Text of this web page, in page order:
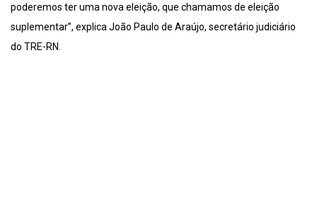
poderemos ter uma nova eleição, que chamamos de eleição
suplementar”, explica João Paulo de Araújo, secretário judiciário
do TRE-RN.